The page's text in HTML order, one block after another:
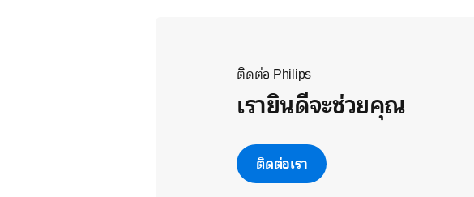
ติดต่อ Philips
เรายินดีจะช่วยคุณ
ติดต่อเรา